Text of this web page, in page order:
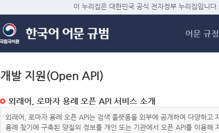
메
이 누리집은 대한민국 공식 전자정부 누리집입니다.
어문 규정
개발 지원(Open API)
외래어, 로마자 용례 오픈 API 서비스 소개
외래어, 로마자 용례 오픈 API는 검색 플랫폼을 외부에 공개하여 다양하
용례 찾기에 구축된 양질의 정보를 개인 또는 기관에서 오픈 API를 이용해